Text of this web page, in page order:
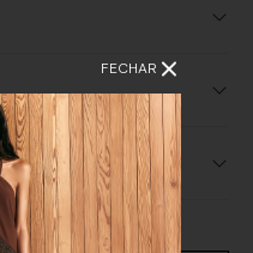
de entrega
FECHAR